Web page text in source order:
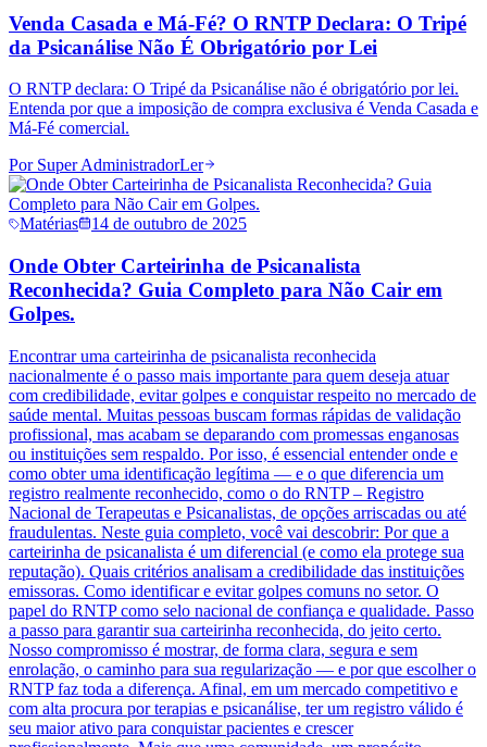
Venda Casada e Má-Fé? O RNTP Declara: O Tripé
da Psicanálise Não É Obrigatório por Lei
O RNTP declara: O Tripé da Psicanálise não é obrigatório por lei.
Entenda por que a imposição de compra exclusiva é Venda Casada e
Má-Fé comercial.
Por Super AdministradorLer
Matérias 14 de outubro de 2025
Onde Obter Carteirinha de Psicanalista
Reconhecida? Guia Completo para Não Cair em
Golpes.
Encontrar uma carteirinha de psicanalista reconhecida
nacionalmente é o passo mais importante para quem deseja atuar
com credibilidade, evitar golpes e conquistar respeito no mercado de
saúde mental. Muitas pessoas buscam formas rápidas de validação
profissional, mas acabam se deparando com promessas enganosas
ou instituições sem respaldo. Por isso, é essencial entender onde e
como obter uma identificação legítima — e o que diferencia um
registro realmente reconhecido, como o do RNTP – Registro
Nacional de Terapeutas e Psicanalistas, de opções arriscadas ou até
fraudulentas. Neste guia completo, você vai descobrir: Por que a
carteirinha de psicanalista é um diferencial (e como ela protege sua
reputação). Quais critérios analisam a credibilidade das instituições
emissoras. Como identificar e evitar golpes comuns no setor. O
papel do RNTP como selo nacional de confiança e qualidade. Passo
a passo para garantir sua carteirinha reconhecida, do jeito certo.
Nosso compromisso é mostrar, de forma clara, segura e sem
enrolação, o caminho para sua regularização — e por que escolher o
RNTP faz toda a diferença. Afinal, em um mercado competitivo e
com alta procura por terapias e psicanálise, ter um registro válido é
seu maior ativo para conquistar pacientes e crescer